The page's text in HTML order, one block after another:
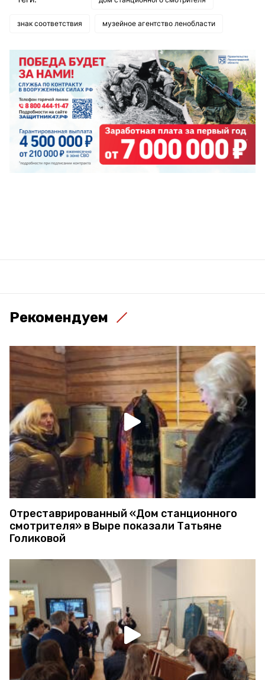
знак соответствия музейное агентство ленобласти
Рекомендуем
Отреставрированный «Дом станционного
смотрителя» в Выре показали Татьяне
Голиковой